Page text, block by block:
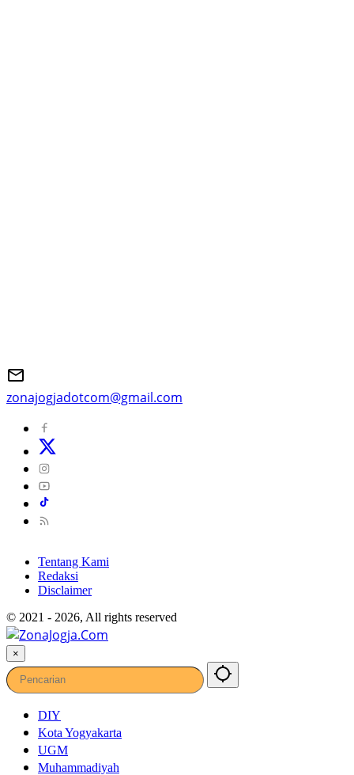
zonajogjadotcom@gmail.com
Tentang Kami
Redaksi
Disclaimer
© 2021 - 2026, All rights reserved
×
DIY
Kota Yogyakarta
UGM
Muhammadiyah